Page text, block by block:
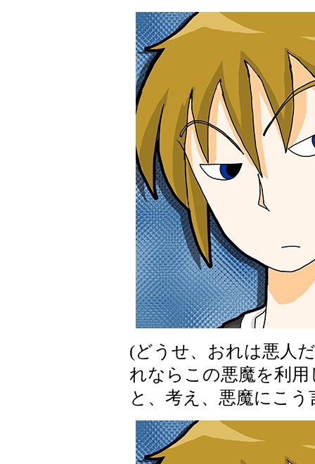
(どうせ、おれは悪人
れならこの悪魔を利
と、考え、悪魔にこ